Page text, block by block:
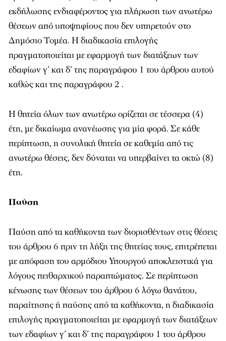
εκδήλωσης ενδιαφέροντος για πλήρωση των ανωτέρω
θέσεων από υποψηφίους που δεν υπηρετούν στο
Δημόσιο Τομέα. Η διαδικασία επιλογής
πραγματοποιείται με εφαρμογή των διατάξεων των
εδαφίων γ’ και δ’ της παραγράφου 1 του άρθρου αυτού
καθώς και της παραγράφου 2 .
Η θητεία όλων των ανωτέρω ορίζεται σε τέσσερα (4)
έτη, με δικαίωμα ανανέωσης για μία φορά. Σε κάθε
περίπτωση, η συνολική θητεία σε καθεμία από τις
ανωτέρω θέσεις, δεν δύναται να υπερβαίνει τα οκτώ (8)
έτη.
Παύση
Παύση από τα καθήκοντα των διορισθέντων στις θέσεις
του άρθρου 6 πριν τη λήξη της θητείας τους, επιτρέπεται
με απόφαση του αρμόδιου Υπουργού αποκλειστικά για
λόγους πειθαρχικού παραπτώματος. Σε περίπτωση
κένωσης των θέσεων του άρθρου 6 λόγω θανάτου,
παραίτησης ή παύσης από τα καθήκοντα, η διαδικασία
επιλογής πραγματοποιείται με εφαρμογή των διατάξεων
των εδαφίων γ’ και δ’ της παραγράφου 1 του άρθρου